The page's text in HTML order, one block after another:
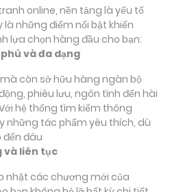
online, nền tảng là yếu tố
những điểm nổi bật khiến
lựa chọn hàng đầu cho bạn:
và đa dạng
còn sở hữu hàng ngàn bộ
phiêu lưu, ngôn tình đến hài
hệ thống tìm kiếm thông
những tác phẩm yêu thích, dù
đến đâu
và liên tục
nhật các chương mới của